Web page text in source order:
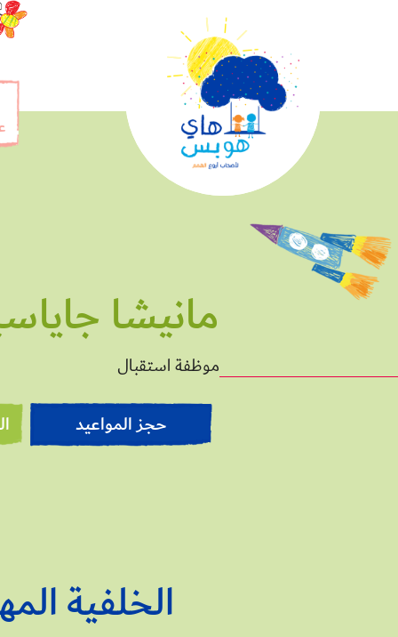
مانيشا
موظفة استقبال
حجز المواعيد
الخلفية